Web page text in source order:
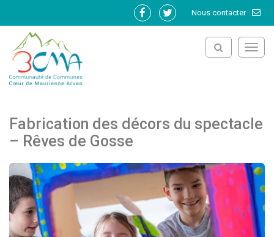
Nous contacter
Lien
Lien
Fabrication des décors du spectacle
– Rêves de Gosse